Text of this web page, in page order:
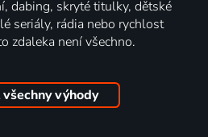
dabing, skryté titulky, dětské
seriály, rádia nebo rychlost
zdaleka není všechno.
výhody